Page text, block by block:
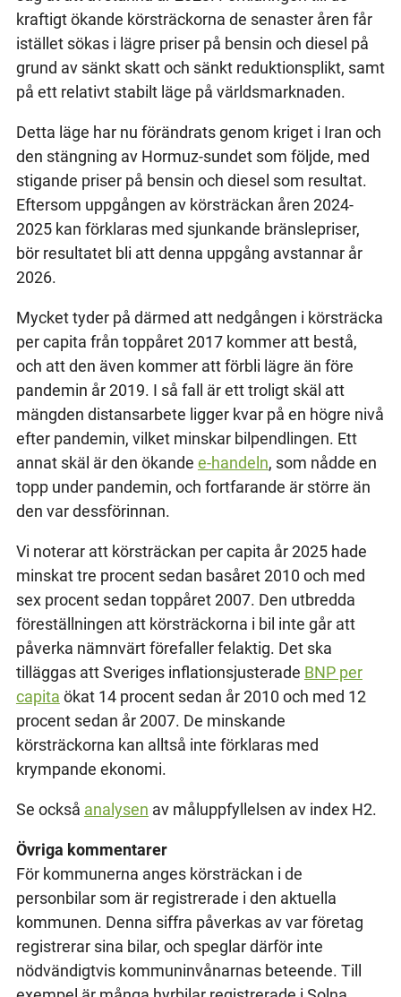
kraftigt ökande körsträckorna de senaster åren får
istället sökas i lägre priser på bensin och diesel på
grund av sänkt skatt och sänkt reduktionsplikt, samt
på ett relativt stabilt läge på världsmarknaden.
Detta läge har nu förändrats genom kriget i Iran och
den stängning av Hormuz-sundet som följde, med
stigande priser på bensin och diesel som resultat.
Eftersom uppgången av körsträckan åren 2024-
2025 kan förklaras med sjunkande bränslepriser,
bör resultatet bli att denna uppgång avstannar år
2026.
Mycket tyder på därmed att nedgången i körsträcka
per capita från toppåret 2017 kommer att bestå,
och att den även kommer att förbli lägre än före
pandemin år 2019. I så fall är ett troligt skäl att
mängden distansarbete ligger kvar på en högre nivå
efter pandemin, vilket minskar bilpendlingen. Ett
annat skäl är den ökande e-handeln, som nådde en
topp under pandemin, och fortfarande är större än
den var dessförinnan.
Vi noterar att körsträckan per capita år 2025 hade
minskat tre procent sedan basåret 2010 och med
sex procent sedan toppåret 2007. Den utbredda
föreställningen att körsträckorna i bil inte går att
påverka nämnvärt förefaller felaktig. Det ska
tilläggas att Sveriges inflationsjusterade BNP per
capita ökat 14 procent sedan år 2010 och med 12
procent sedan år 2007. De minskande
körsträckorna kan alltså inte förklaras med
krympande ekonomi.
Se också analysen av måluppfyllelsen av index H2.
Övriga kommentarer
För kommunerna anges körsträckan i de
personbilar som är registrerade i den aktuella
kommunen. Denna siffra påverkas av var företag
registrerar sina bilar, och speglar därför inte
nödvändigtvis kommuninvånarnas beteende. Till